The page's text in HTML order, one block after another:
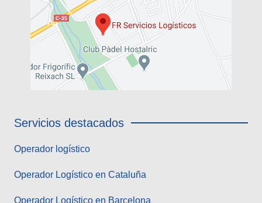
Servicios destacados
Operador logístico
Operador Logístico en Cataluña
Operador Logístico en Barcelona